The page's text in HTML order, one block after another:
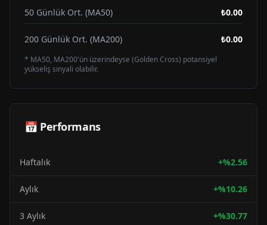
50 Günlük Ort. (MA50) ₺0.00
200 Günlük Ort. (MA200) ₺0.00
* MA50, MA200'ün üzerindeyse (Golden Cross) potansiyel
yükseliş sinyali olabilir.
📅 Performans
Haftalık +%2.56
Aylık +%10.26
3 Aylık +%30.77